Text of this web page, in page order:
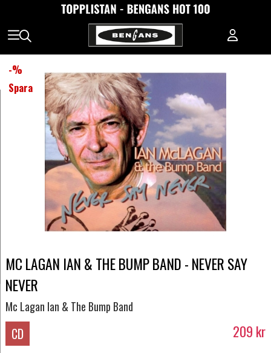
-%
Spara
MC LAGAN IAN & THE BUMP BAND - NEVER SAY
NEVER
Mc Lagan Ian & The Bump Band
CD 209 kr